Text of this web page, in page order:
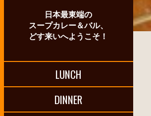
日本最東端の
スープカレー＆バル、
どす来いへようこそ！
LUNCH
DINNER